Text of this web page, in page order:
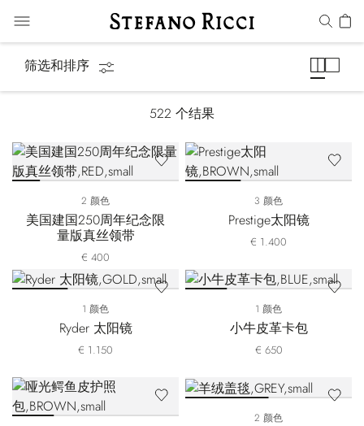
筛选和排序
522 个结果
2 颜色
美国建国250周年纪念限
量版真丝领带
€ 400
3 颜色
Prestige太阳镜
€ 1.400
1 颜色
Ryder 太阳镜
€ 1.150
1 颜色
小牛皮革卡包
€ 650
2 颜色